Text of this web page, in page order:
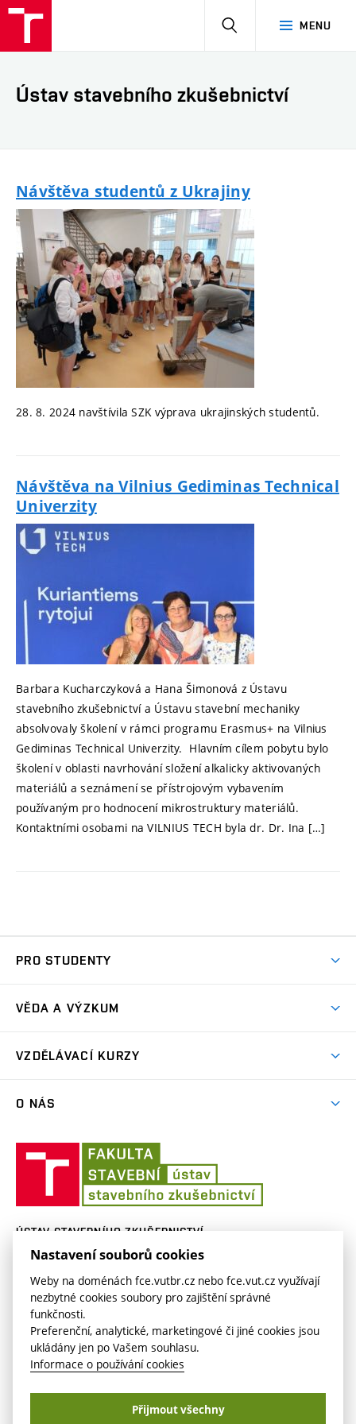
MENU
Ústav stavebního zkušebnictví
Návštěva studentů z Ukrajiny
28. 8. 2024 navštívila SZK výprava ukrajinských studentů.
Návštěva na Vilnius Gediminas Technical
Univerzity
Barbara Kucharczyková a Hana Šimonová z Ústavu
stavebního zkušebnictví a Ústavu stavební mechaniky
absolvovaly školení v rámci programu Erasmus+ na Vilnius
Gediminas Technical Univerzity. Hlavním cílem pobytu bylo
školení v oblasti navrhování složení alkalicky aktivovaných
materiálů a seznámení se přístrojovým vybavením
používaným pro hodnocení mikrostruktury materiálů.
Kontaktními osobami na VILNIUS TECH byla dr. Dr. Ina […]
PRO STUDENTY
Městské inženýrství
VĚDA A VÝZKUM
VZDĚLÁVACÍ KURZY
O NÁS
Lidé na SZK
Historie
ÚSTAV STAVEBNÍHO ZKUŠEBNICTVÍ
Veveří 95
620 00 Brno
szk.fce.vutbr.cz
szk.fast@vut.cz
Copyright © VUT v Brně2026
Nastavení souborů cookies
Weby na doménách fce.vutbr.cz nebo fce.vut.cz využívají
nezbytné cookies soubory pro zajištění správné
funkčnosti.
Preferenční, analytické, marketingové či jiné cookies jsou
ukládány jen po Vašem souhlasu.
Informace o používání cookies
Přijmout všechny